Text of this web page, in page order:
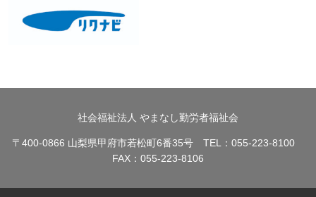
社会福祉法人 やまなし勤労者福祉会
〒400-0866 山梨県甲府市若松町6番35号 TEL：055-223-8100
FAX：055-223-8106